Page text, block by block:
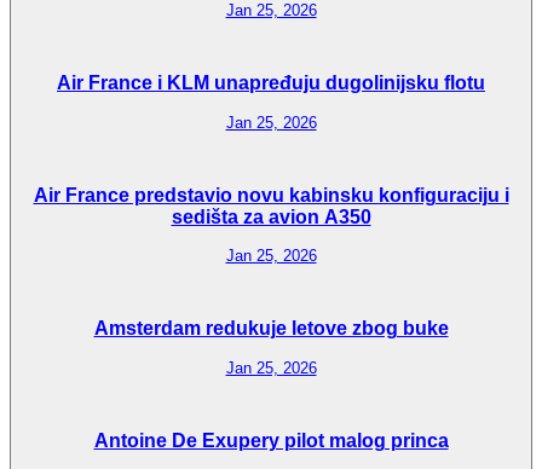
Jan 25, 2026
Air France i KLM unapređuju dugolinijsku flotu
Jan 25, 2026
Air France predstavio novu kabinsku konfiguraciju i
sedišta za avion A350
Jan 25, 2026
Amsterdam redukuje letove zbog buke
Jan 25, 2026
Antoine De Exupery pilot malog princa